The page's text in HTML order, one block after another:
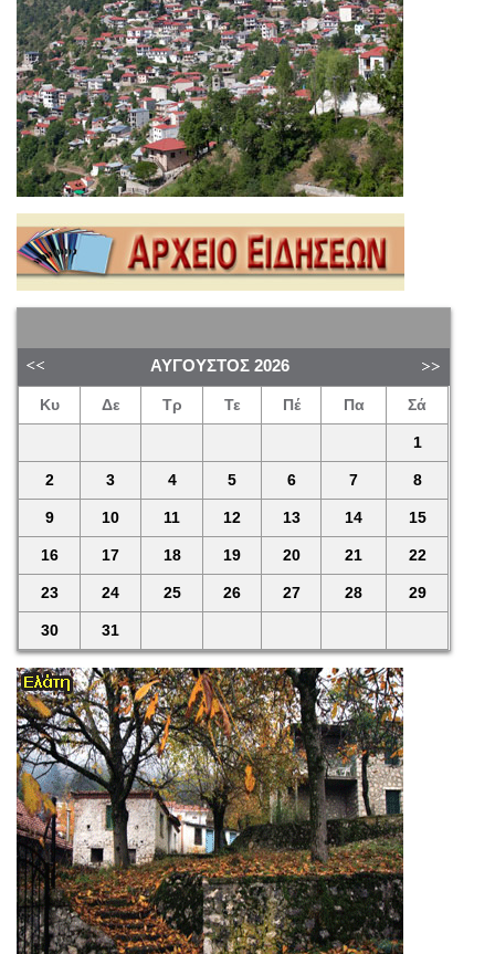
ΑΎΓΟΥΣΤΟΣ 2026
Κυ Δε Τρ Τε Πέ Πα Σά
1
2 3 4 5 6 7 8
9 10 11 12 13 14 15
16 17 18 19 20 21 22
23 24 25 26 27 28 29
30 31